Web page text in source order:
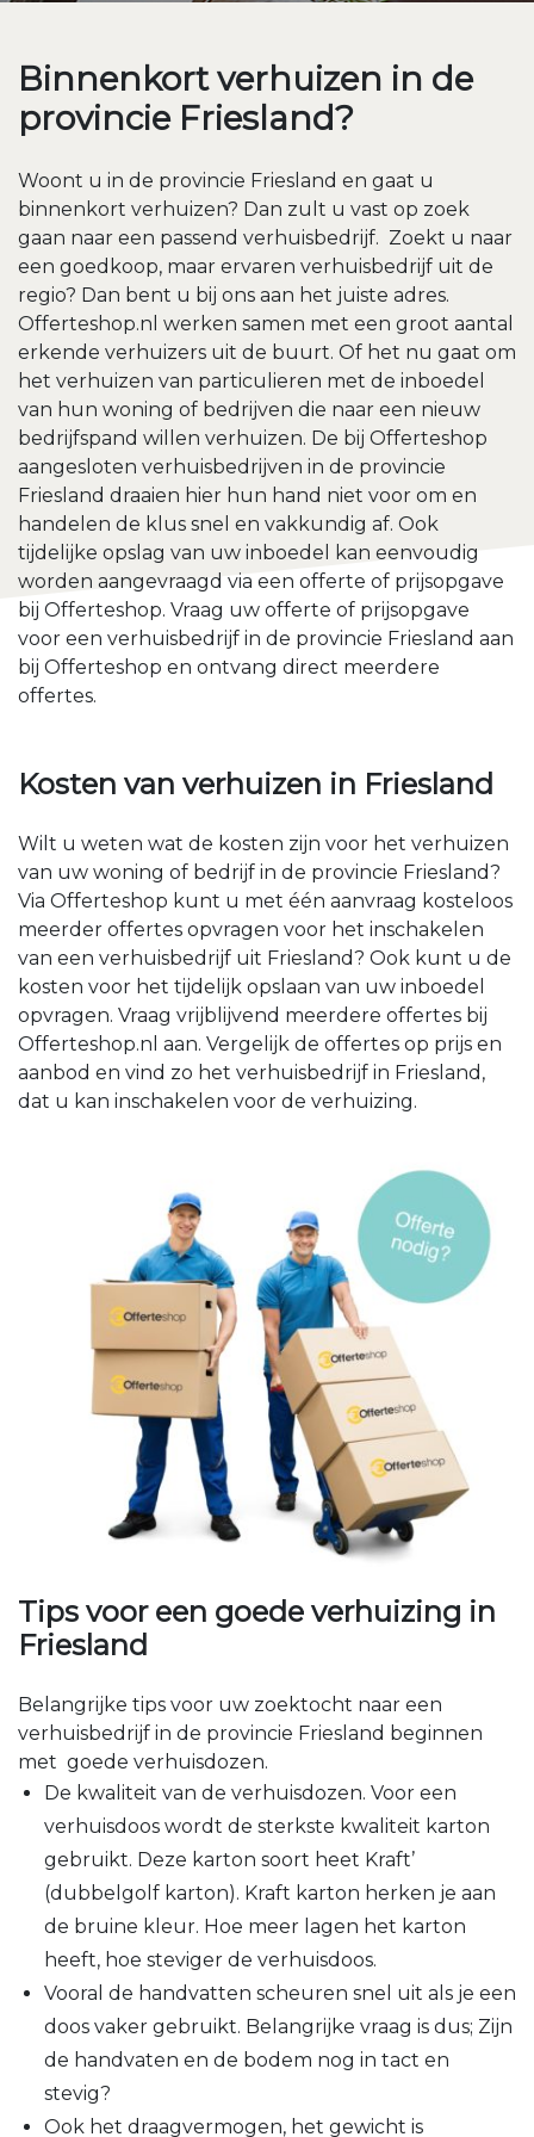
Binnenkort verhuizen in de
provincie Friesland?
Woont u in de provincie Friesland en gaat u
binnenkort verhuizen? Dan zult u vast op zoek
gaan naar een passend verhuisbedrijf. Zoekt u naar
een goedkoop, maar ervaren verhuisbedrijf uit de
regio? Dan bent u bij ons aan het juiste adres.
Offerteshop.nl werken samen met een groot aantal
erkende verhuizers uit de buurt. Of het nu gaat om
het verhuizen van particulieren met de inboedel
van hun woning of bedrijven die naar een nieuw
bedrijfspand willen verhuizen. De bij Offerteshop
aangesloten verhuisbedrijven in de provincie
Friesland draaien hier hun hand niet voor om en
handelen de klus snel en vakkundig af. Ook
tijdelijke opslag van uw inboedel kan eenvoudig
worden aangevraagd via een offerte of prijsopgave
bij Offerteshop. Vraag uw offerte of prijsopgave
voor een verhuisbedrijf in de provincie Friesland aan
bij Offerteshop en ontvang direct meerdere
offertes.
Kosten van verhuizen in Friesland
Wilt u weten wat de kosten zijn voor het verhuizen
van uw woning of bedrijf in de provincie Friesland?
Via Offerteshop kunt u met één aanvraag kosteloos
meerder offertes opvragen voor het inschakelen
van een verhuisbedrijf uit Friesland? Ook kunt u de
kosten voor het tijdelijk opslaan van uw inboedel
opvragen. Vraag vrijblijvend meerdere offertes bij
Offerteshop.nl aan. Vergelijk de offertes op prijs en
aanbod en vind zo het verhuisbedrijf in Friesland,
dat u kan inschakelen voor de verhuizing.
Tips voor een goede verhuizing in
Friesland
Belangrijke tips voor uw zoektocht naar een
verhuisbedrijf in de provincie Friesland beginnen
met goede verhuisdozen.
De kwaliteit van de verhuisdozen. Voor een
verhuisdoos wordt de sterkste kwaliteit karton
gebruikt. Deze karton soort heet Kraft’
(dubbelgolf karton). Kraft karton herken je aan
de bruine kleur. Hoe meer lagen het karton
heeft, hoe steviger de verhuisdoos.
Vooral de handvatten scheuren snel uit als je een
doos vaker gebruikt. Belangrijke vraag is dus; Zijn
de handvaten en de bodem nog in tact en
stevig?
Ook het draagvermogen, het gewicht is